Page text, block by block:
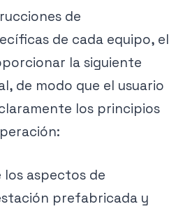
de
de cada equipo, el
la siguiente
de modo que el usuario
los principios
los aspectos de
prefabricada y